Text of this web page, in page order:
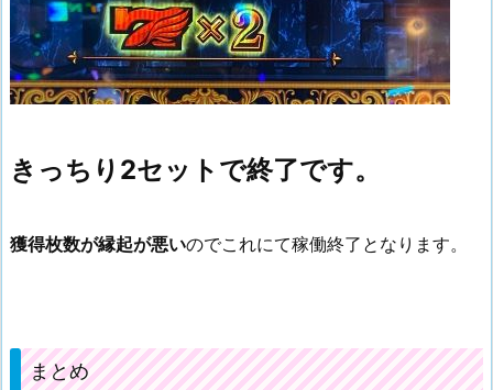
きっちり2セットで終了です。
獲得枚数が縁起が悪いのでこれにて稼働終了となります。
まとめ